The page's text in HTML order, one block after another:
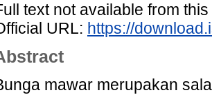
text not available from
URL: https://
mawar merupakan